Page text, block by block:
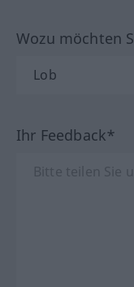
Wozu möchten
Ihr Feedback*